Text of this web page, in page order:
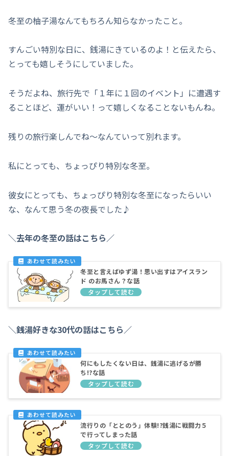
冬至の柚子湯なんてもちろん知らなかったこと。
すんごい特別な日に、銭湯にきているのよ！と伝えたら、
とっても嬉しそうにしていました。
そうだよね、旅行先で「１年に１回のイベント」に遭遇す
ることほど、運がいい！って嬉しくなることないもんね。
残りの旅行楽しんでね〜なんていって別れます。
私にとっても、ちょっぴり特別な冬至。
彼女にとっても、ちょっぴり特別な冬至になったらいい
な、なんて思う冬の夜長でした♪
＼去年の冬至の話はこちら／
冬至と言えばゆず湯！思い出すはアイスラン
ド のお馬さん？な話
＼銭湯好きな30代の話はこちら／
何にもしたくない日は、銭湯に逃げるが勝
ち!?な話
流行りの「ととのう」体験!?銭湯に戦闘力５
で行ってしまった話